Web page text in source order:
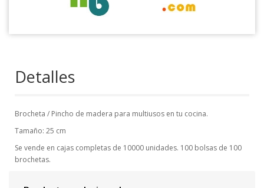
Detalles
Brocheta / Pincho de madera para multiusos en tu cocina.
Tamaño: 25 cm
Se vende en cajas completas de 10000 unidades. 100 bolsas de 100
brochetas.